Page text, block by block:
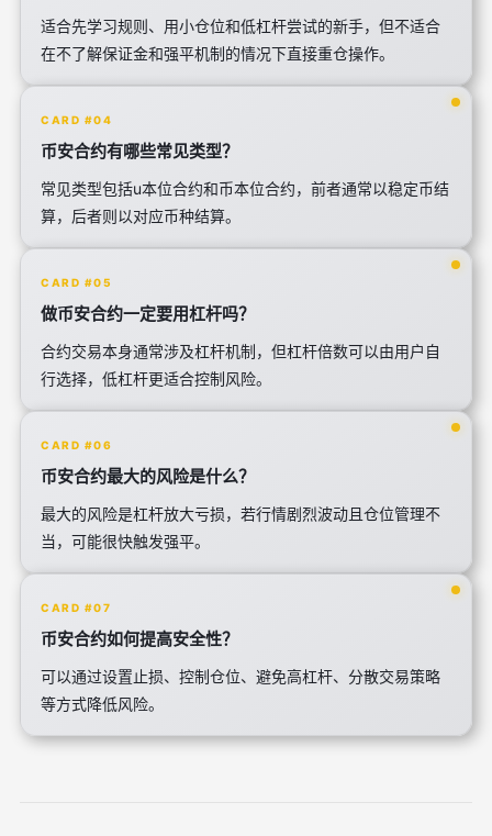
适合先学习规则、用小仓位和低杠杆尝试的新手，但不适合
在不了解保证金和强平机制的情况下直接重仓操作。
CARD #04
币安合约有哪些常见类型？
常见类型包括u本位合约和币本位合约，前者通常以稳定币结
算，后者则以对应币种结算。
CARD #05
做币安合约一定要用杠杆吗？
合约交易本身通常涉及杠杆机制，但杠杆倍数可以由用户自
行选择，低杠杆更适合控制风险。
CARD #06
币安合约最大的风险是什么？
最大的风险是杠杆放大亏损，若行情剧烈波动且仓位管理不
当，可能很快触发强平。
CARD #07
币安合约如何提高安全性？
可以通过设置止损、控制仓位、避免高杠杆、分散交易策略
等方式降低风险。